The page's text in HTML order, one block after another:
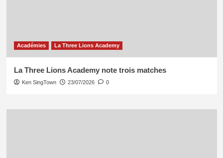
Académies La Three Lions Academy
La Three Lions Academy note trois matches
Ken SingTown 23/07/2026 0